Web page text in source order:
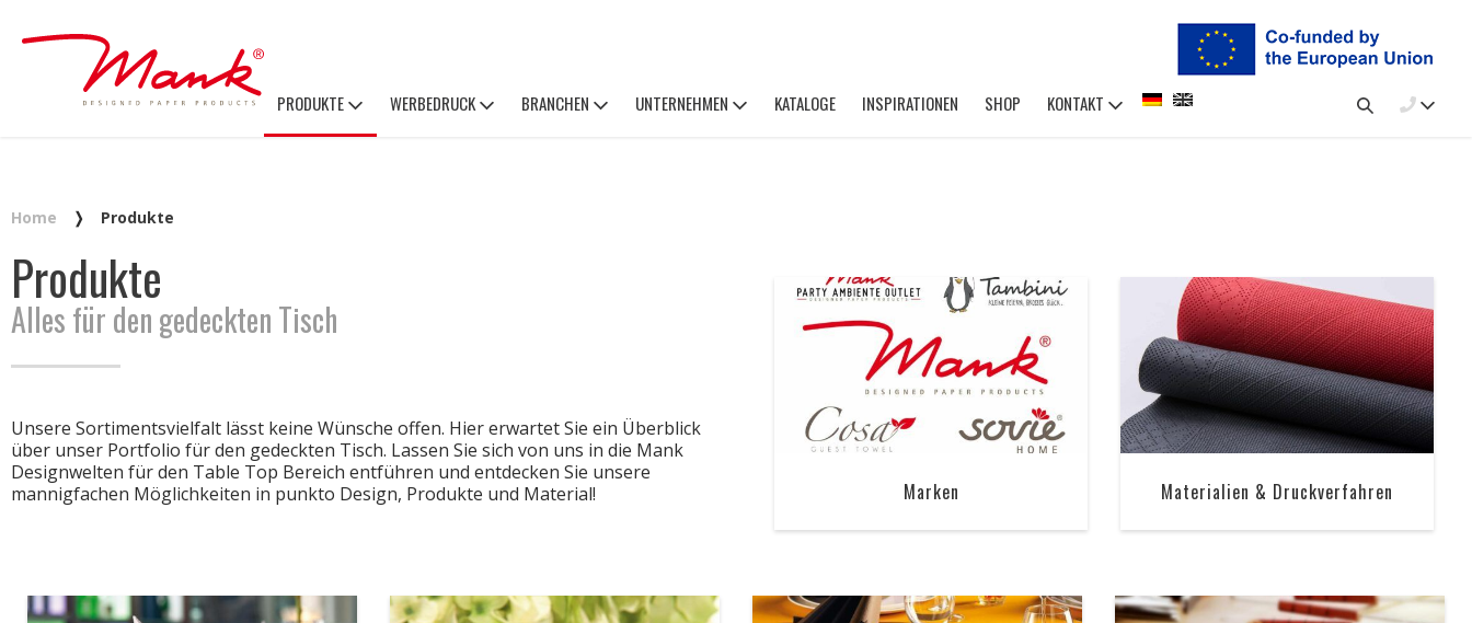
PRODUKTE WERBEDRUCK BRANCHEN UNTERNEHMEN KATALOGE INSPIRATIONEN SHOP KONTAKT
Home ❭ Produkte
Produkte
Alles für den gedeckten Tisch
Unsere Sortimentsvielfalt lässt keine Wünsche offen. Hier erwartet Sie ein Überblick
über unser Portfolio für den gedeckten Tisch. Lassen Sie sich von uns in die Mank
Designwelten für den Table Top Bereich entführen und entdecken Sie unsere
mannigfachen Möglichkeiten in punkto Design, Produkte und Material!
Marken Materialien & Druckverfahren